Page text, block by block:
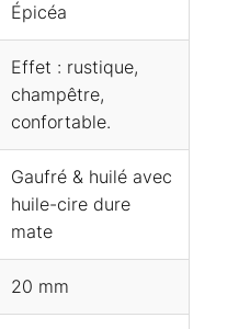
Épicéa
Effet : rustique,
champêtre,
confortable.
Gaufré & huilé avec
huile-cire dure
mate
20 mm